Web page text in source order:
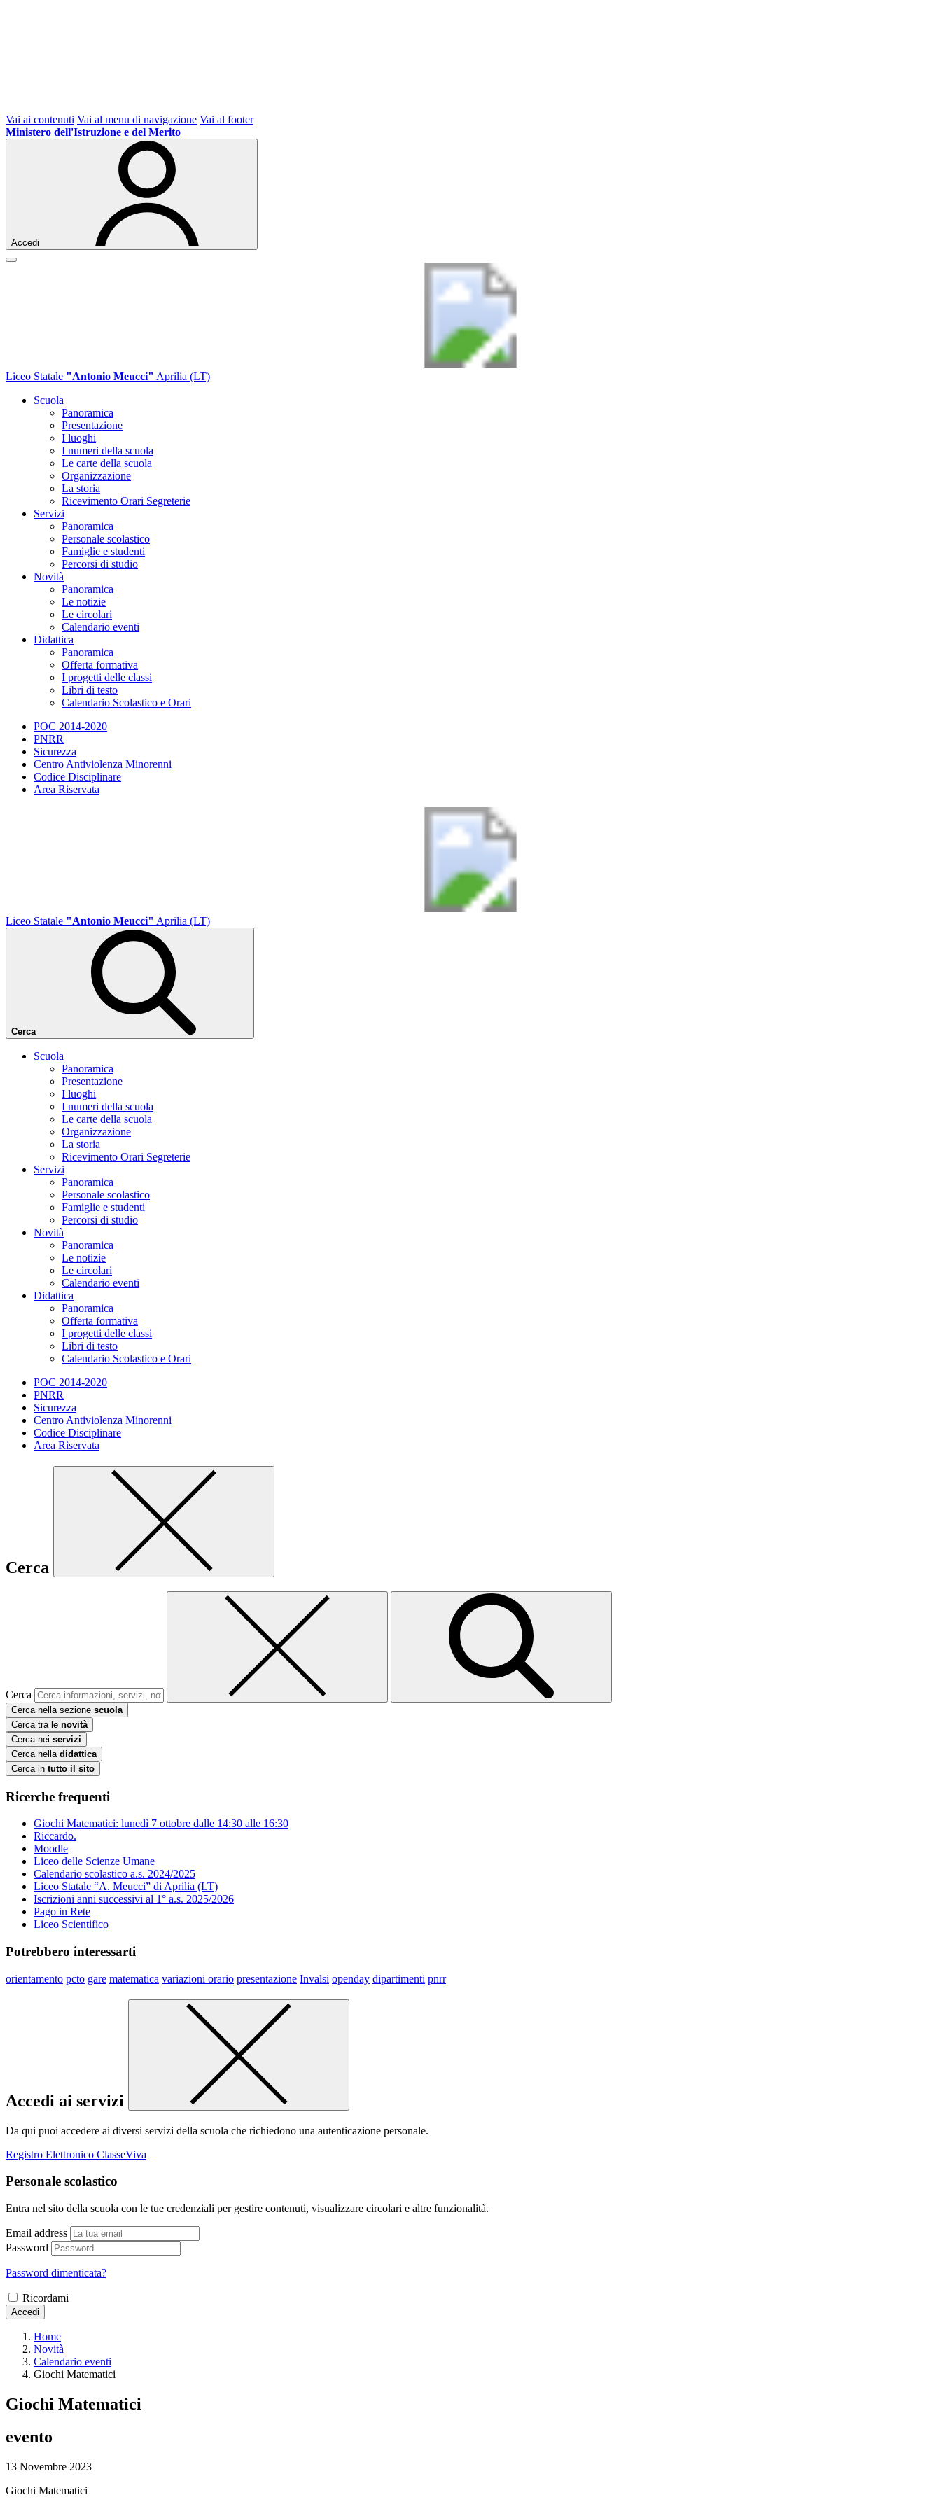
Vai ai contenuti Vai al menu di navigazione Vai al footer
Ministero dell'Istruzione e del Merito
Accedi
Liceo Statale "Antonio Meucci" Aprilia (LT)
Scuola
Panoramica
Presentazione
I luoghi
I numeri della scuola
Le carte della scuola
Organizzazione
La storia
Ricevimento Orari Segreterie
Servizi
Panoramica
Personale scolastico
Famiglie e studenti
Percorsi di studio
Novità
Panoramica
Le notizie
Le circolari
Calendario eventi
Didattica
Panoramica
Offerta formativa
I progetti delle classi
Libri di testo
Calendario Scolastico e Orari
POC 2014-2020
PNRR
Sicurezza
Centro Antiviolenza Minorenni
Codice Disciplinare
Area Riservata
Liceo Statale "Antonio Meucci" Aprilia (LT)
Cerca
Scuola
Panoramica
Presentazione
I luoghi
I numeri della scuola
Le carte della scuola
Organizzazione
La storia
Ricevimento Orari Segreterie
Servizi
Panoramica
Personale scolastico
Famiglie e studenti
Percorsi di studio
Novità
Panoramica
Le notizie
Le circolari
Calendario eventi
Didattica
Panoramica
Offerta formativa
I progetti delle classi
Libri di testo
Calendario Scolastico e Orari
POC 2014-2020
PNRR
Sicurezza
Centro Antiviolenza Minorenni
Codice Disciplinare
Area Riservata
Cerca
Cerca
Cerca nella sezione scuola
Cerca tra le novità
Cerca nei servizi
Cerca nella didattica
Cerca in tutto il sito
Ricerche frequenti
Giochi Matematici: lunedì 7 ottobre dalle 14:30 alle 16:30
Riccardo.
Moodle
Liceo delle Scienze Umane
Calendario scolastico a.s. 2024/2025
Liceo Statale “A. Meucci” di Aprilia (LT)
Iscrizioni anni successivi al 1° a.s. 2025/2026
Pago in Rete
Liceo Scientifico
Potrebbero interessarti
orientamento pcto gare matematica variazioni orario presentazione Invalsi openday dipartimenti pnrr
Accedi ai servizi
Da qui puoi accedere ai diversi servizi della scuola che richiedono una autenticazione personale.
Registro Elettronico ClasseViva
Personale scolastico
Entra nel sito della scuola con le tue credenziali per gestire contenuti, visualizzare circolari e altre funzionalità.
Email address
Password
Password dimenticata?
Ricordami
Accedi
Home
Novità
Calendario eventi
Giochi Matematici
Giochi Matematici
evento
13 Novembre 2023
Giochi Matematici